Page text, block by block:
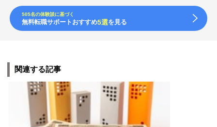
505名の体験談に基づく
無料転職サポートおすすめ5選を見る
関連する記事